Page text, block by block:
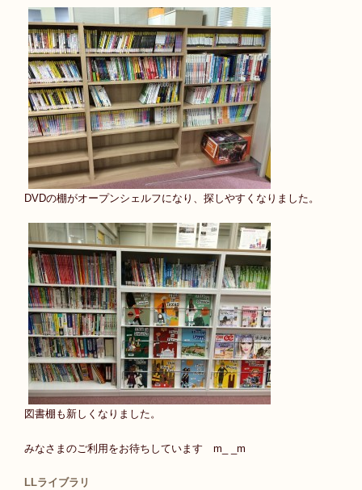
DVDの棚がオープンシェルフになり、探しやすくなりました。
図書棚も新しくなりました。
みなさまのご利用をお待ちしています m_ _m
LLライブラリ